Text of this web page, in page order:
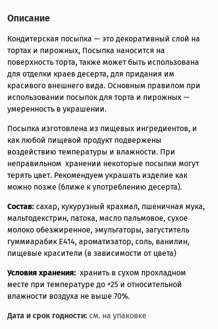
Описание
Кондитерская посыпка — это декоративный слой на
тортах и пирожных, Посыпка наносится на
поверхность торта, также может быть использована
для отделки краев десерта, для придания им
красивого внешнего вида. Основным правилом при
использовании посыпок для торта и пирожных —
умеренность в украшении.
Посыпка изготовлена из пищевых ингредиентов, и
как любой пищевой продукт подвержены
воздействию температуры и влажности. При
неправильном хранении некоторые посыпки могут
терять цвет. Рекомендуем украшать изделие как
можно позже (ближе к употреблению десерта).
Состав: сахар, кукурузный крахмал, пшеничная мука,
мальтодекстрин, патока, масло пальмовое, сухое
молоко обезжиренное, эмульгаторы, загуститель
гуммиарабик Е414, ароматизатор, соль, ванилин,
пищевые красители (в зависимости от цвета)
Условия хранения: хранить в сухом прохладном
месте при температуре до +25 и относительной
влажности воздуха не выше 70%.
Дата и срок годности: см. на упаковке